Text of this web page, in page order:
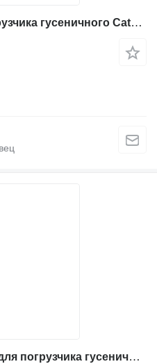
Гусеничная цепь для погрузчика гусеничного Caterpillar 963
Металлическая гусеница для погрузчика гусеничного Caterpillar 963D